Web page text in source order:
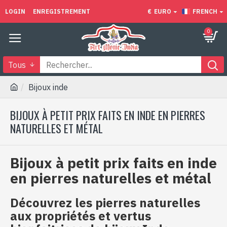
LOGIN ENREGISTREMENT € EURO FRENCH
0
Tous
Bijoux inde
BIJOUX À PETIT PRIX FAITS EN INDE EN PIERRES
NATURELLES ET MÉTAL
Bijoux à petit prix faits en inde
en pierres naturelles et métal
Découvrez les pierres naturelles
aux propriétés et vertus